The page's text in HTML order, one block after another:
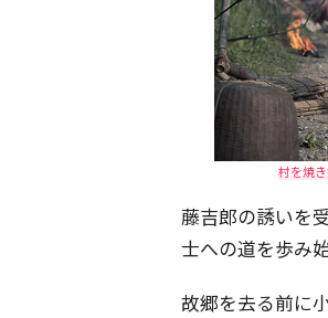
村を焼
藤吉郎の誘いを
士への道を歩み
故郷を去る前に